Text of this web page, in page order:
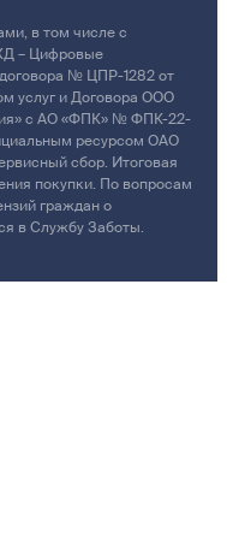
в том числе с
– Цифровые
№ ЦПР-1282 от
услуг и Договора ООО
с АО «ФПК» № ФПК-22-
ресурсом ОАО
сбор. Итоговая
покупки. По вопросам
граждан о
в Службу Заботы.